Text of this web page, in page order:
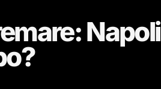
Napoli